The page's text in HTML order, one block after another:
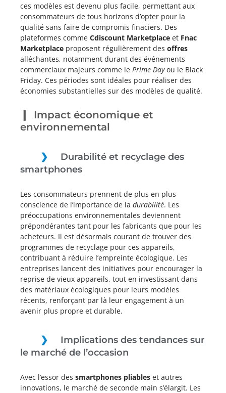
ces modèles est devenu plus facile, permettant aux
consommateurs de tous horizons d’opter pour la
qualité sans faire de compromis finaciers. Des
plateformes comme Cdiscount Marketplace et Fnac
Marketplace proposent régulièrement des offres
alléchantes, notamment durant des événements
commerciaux majeurs comme le Prime Dayou le Black
Friday. Ces périodes sont idéales pour réaliser des
économies substantielles sur des modèles de qualité.
Impact économique et
environnemental
Durabilité et recyclage des
smartphones
Les consommateurs prennent de plus en plus
conscience de l’importance de la durabilité. Les
préoccupations environnementales deviennent
prépondérantes tant pour les fabricants que pour les
acheteurs. Il est désormais courant de trouver des
programmes de recyclage pour ces appareils,
contribuant à réduire l’empreinte écologique. Les
entreprises lancent des initiatives pour encourager la
reprise de vieux appareils, tout en investissant dans
des matériaux écologiques pour leurs modèles
récents, renforçant par là leur engagement à un
avenir plus propre et durable.
Implications des tendances sur
le marché de l’occasion
Avec l’essor des smartphones pliables et autres
innovations, le marché de seconde main s’élargit. Les